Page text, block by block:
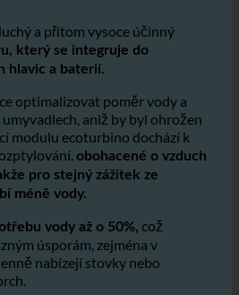
a přitom vysoce účinný
hlavic a baterií.
optimalizovat poměr vody a
aniž by byl ohrožen
modulu ecoturbino dochází k
obohacené o vzduch
méně vody.
vody až o 50%,což
úsporám, zejména v